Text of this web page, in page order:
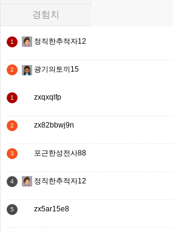
경험치
1
정직한추적자12
2
광기의토끼15
1
zxqxqlfp
2
zx82bbwj9n
3
포근한성전사88
4
정직한추적자12
5
zx5ar15e8